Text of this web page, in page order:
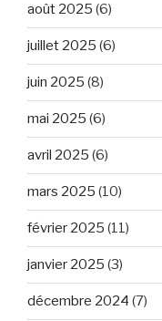
août 2025 (6)
juillet 2025 (6)
juin 2025 (8)
mai 2025 (6)
avril 2025 (6)
mars 2025 (10)
février 2025 (11)
janvier 2025 (3)
décembre 2024 (7)